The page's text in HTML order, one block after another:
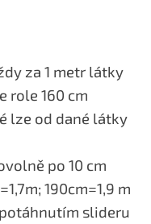
za 1 metr látky
role 160 cm
lze od dané látky
po 10 cm
190cm=1,9 m
slideru